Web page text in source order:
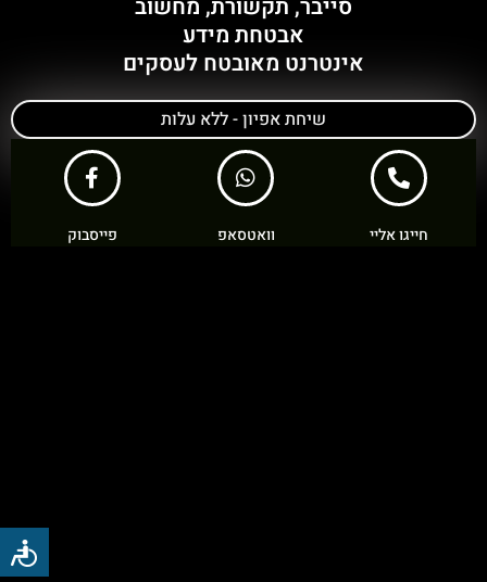
סייבר, תקשורת, מחשוב
אבטחת מידע
אינטרנט מאובטח לעסקים
שיחת אפיון - ללא עלות
חייגו אליי וואטסאפ פייסבוק